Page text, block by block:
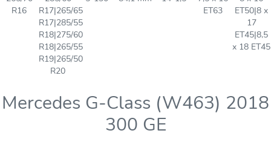
R16
R17|265/65
R17|285/55
R18|275/60
R18|265/55
R19|265/50
R20
ET63
ET50|8 x
17
ET45|8,5
x 18 ET45
Mercedes G-Class (W463) 2018
300 GE